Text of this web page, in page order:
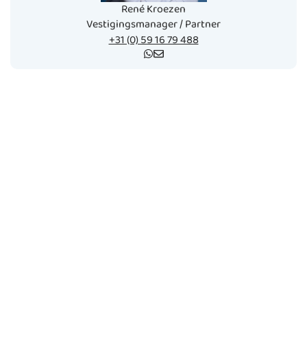
René Kroezen
Vestigingsmanager / Partner
+31 (0) 59 16 79 488